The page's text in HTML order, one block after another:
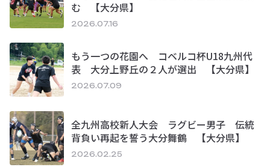
む 【大分県】
2026.07.16
もう一つの花園へ コベルコ杯U18九州代
表 大分上野丘の２人が選出 【大分県】
2026.07.09
全九州高校新人大会 ラグビー男子 伝統
背負い再起を誓う大分舞鶴 【大分県】
2026.02.25